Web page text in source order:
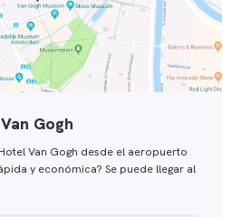
Gogh
Van Gogh desde el aeropuerto
y económica? Se puede llegar al